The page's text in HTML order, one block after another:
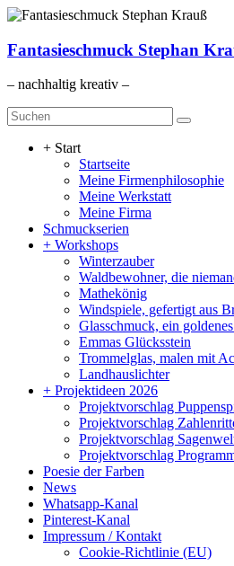
Zum
springen
Fantasieschmuck Stephan
– nachhaltig kreativ –
Menü
+ Start
Startseite
Meine Firmenphilosophie
Meine Werkstatt
Meine Firma
Schmuckserien
+ Workshops
Winterzauber
Waldbewohner, die
Mathekönig
Windspiele, gefertigt aus
Glasschmuck, ein
Emmas Glücksstein
Trommelglas, malen mit
Landhauslichter
+ Projektideen 2026
Projektvorschlag
Projektvorschlag
Projektvorschlag
Projektvorschlag
Poesie der Farben
News
Whatsapp-Kanal
Pinterest-Kanal
Impressum / Kontakt
Cookie-Richtlinie (EU)